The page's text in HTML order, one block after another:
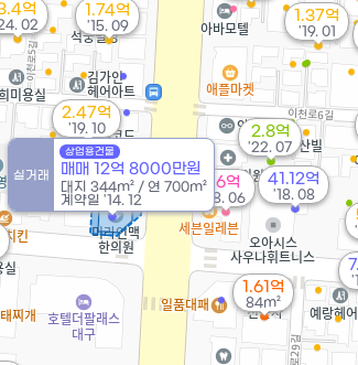
1.61억
84m²
억
02
2.8억
'22. 07
2.47억
'19. 10
1.37억
'19. 01
41.12억
'18. 08
16억
'18. 06
1.74억
'15. 09
실거래
상업용건물
매매 12억 8000만원
대지 344m² / 연 700m²
계약일 '14. 12